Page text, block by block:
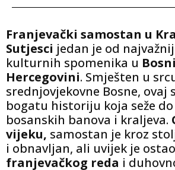
Franjevački samostan u
Sutjesci jedan je od
kulturnih spomenika u
Hercegovini. Smješten u
srednjovjekovne Bosne, ovaj
bogatu historiju koja seže
bosanskih banova i kraljeva.
vijeku, samostan je kroz
i obnavljan, ali uvijek je ostao
franjevačkog reda i